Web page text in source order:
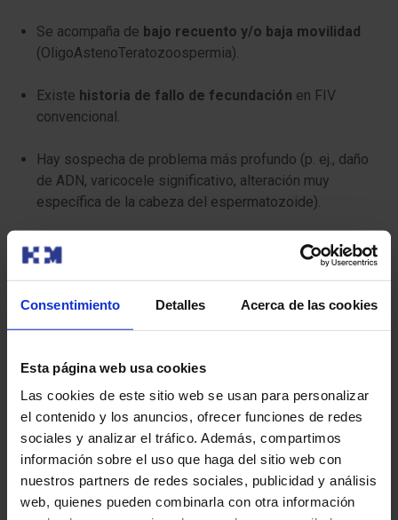
Consentimiento Detalles Acerca de las cookies
Esta página web usa cookies
Las cookies de este sitio web se usan para personalizar
el contenido y los anuncios, ofrecer funciones de redes
sociales y analizar el tráfico. Además, compartimos
información sobre el uso que haga del sitio web con
nuestros partners de redes sociales, publicidad y análisis
web, quienes pueden combinarla con otra información
Se acompaña de bajo recuento y/o baja movilidad
(OligoAstenoTeratozoospermia).
Existe historia de fallo de fecundación en FIV
convencional.
Hay sospecha de problema más profundo (p. ej., daño
de ADN, varicocele significativo, alteración muy
específica de la cabeza del espermatozoide).
“Fertilidad del hombre y embarazo”
La calidad del semen puede fluctuar. Por eso, ante un
resultado alterado, lo habitual es:
Repetir el seminograma (separado unas semanas).
Interpretar el resultado junto con historia clínica,
exploración y, si procede, pruebas complementarias.